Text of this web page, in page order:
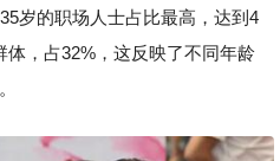
岁的职场人士占比最高，达到4
体，占32%，这反映了不同年龄